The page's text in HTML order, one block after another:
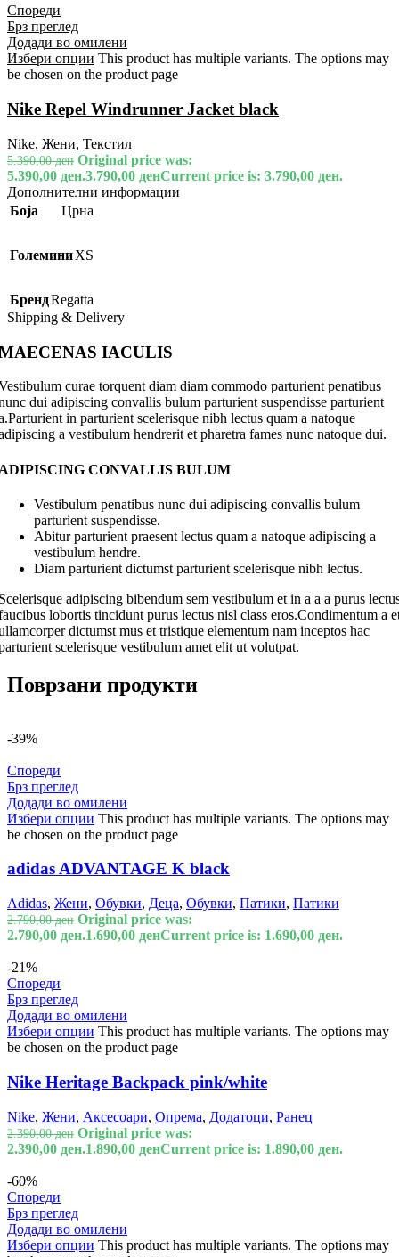
Спореди
Брз преглед
Додади во омилени
Избери опции This product has multiple variants. The options may
be chosen on the product page
Nike Repel Windrunner Jacket black
Nike, Жени, Текстил
5.390,00ден Original price was:
5.390,00 ден.3.790,00 денCurrent price is: 3.790,00 ден.
Дополнителни информации
Боја
Црна
ГолеминиXS
БрендRegatta
Shipping & Delivery
IACULIS
curae torquent diam diam commodo parturient penatibus
dui adipiscing convallis bulum parturient suspendisse parturient
in parturient scelerisque nibh lectus quam a natoque
a vestibulum hendrerit et pharetra fames nunc natoque dui.
CONVALLIS BULUM
Vestibulum penatibus nunc dui adipiscing convallis bulum
parturient suspendisse.
Abitur parturient praesent lectus quam a natoque adipiscing a
vestibulum hendre.
Diam parturient dictumst parturient scelerisque nibh lectus.
adipiscing bibendum sem vestibulum et in a a a purus
lobortis tincidunt purus lectus nisl class eros.Condimentum a
dictumst mus et tristique elementum nam inceptos hac
scelerisque vestibulum amet elit ut volutpat.
Поврзани продукти
-39%
Спореди
Брз преглед
Додади во омилени
Избери опции This product has multiple variants. The options may
be chosen on the product page
adidas ADVANTAGE K black
Adidas, Жени, Обувки, Деца, Обувки, Патики, Патики
2.790,00ден Original price was:
2.790,00 ден.1.690,00 денCurrent price is: 1.690,00 ден.
-21%
Спореди
Брз преглед
Додади во омилени
Избери опции This product has multiple variants. The options may
be chosen on the product page
Nike Heritage Backpack pink/white
Nike, Жени, Аксесоари, Опрема, Додатоци, Ранец
2.390,00ден Original price was:
2.390,00 ден.1.890,00 денCurrent price is: 1.890,00 ден.
-60%
Спореди
Брз преглед
Додади во омилени
Избери опции This product has multiple variants. The options may